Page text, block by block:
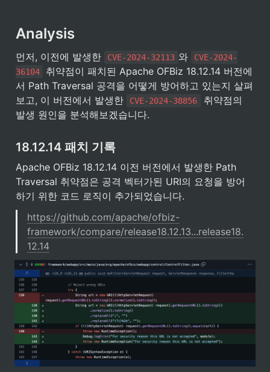
Analysis
먼저, 이전에 발생한 CVE-2024-32113 와
CVE-2024-
36104
취약점이 패치된 Apache OFBiz 18.12.14 버전에
서 Path Traversal 공격을 어떻게 방어하고 있는지 살펴
보고, 이 버전에서 발생한
CVE-2024-38856
취약점의
발생 원인을 분석해보겠습니다.
18.12.14 패치 기록
Apache OFBiz 18.12.14 이전 버전에서 발생한 Path
Traversal 취약점은 공격 벡터가된 URI의 요청을 방어
하기 위한 코드 로직이 추가되었습니다.
https://github.com/apache/ofbiz-
framework/compare/release18.12.13...release18.
12.14